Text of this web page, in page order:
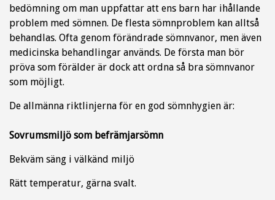
bedömning om man uppfattar att ens barn har ihållande
problem med sömnen. De flesta sömnproblem kan alltså
behandlas. Ofta genom förändrade sömnvanor, men även
medicinska behandlingar används. De första man bör
pröva som förälder är dock att ordna så bra sömnvanor
som möjligt.
De allmänna riktlinjerna för en god sömnhygien är:
Sovrumsmiljö som befrämjarsömn
Bekväm säng i välkänd miljö
Rätt temperatur, gärna svalt.